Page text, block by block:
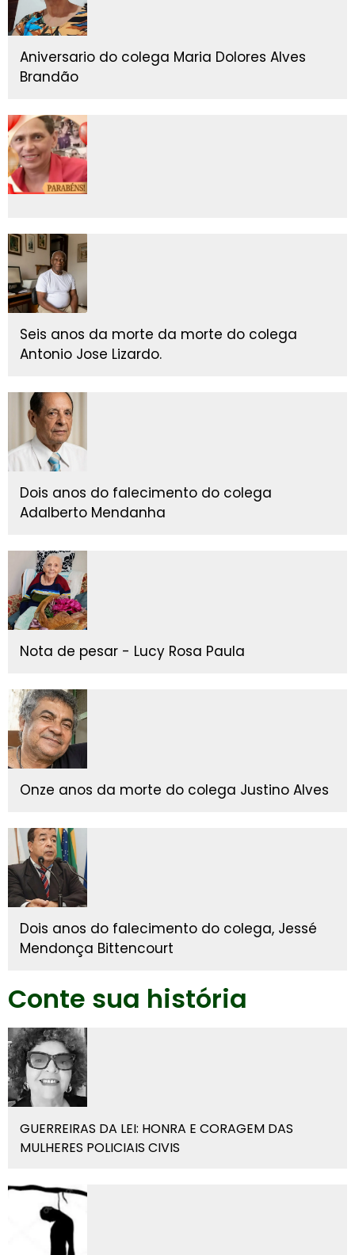
Aniversario do colega Maria Dolores Alves
Brandão
Seis anos da morte da morte do colega
Antonio Jose Lizardo.
Dois anos do falecimento do colega
Adalberto Mendanha
Nota de pesar - Lucy Rosa Paula
Onze anos da morte do colega Justino Alves
Dois anos do falecimento do colega, Jessé
Mendonça Bittencourt
Conte sua história
GUERREIRAS DA LEI: HONRA E CORAGEM DAS
MULHERES POLICIAIS CIVIS